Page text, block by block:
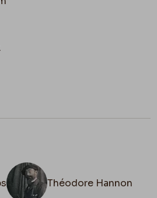
Théodore Hannon